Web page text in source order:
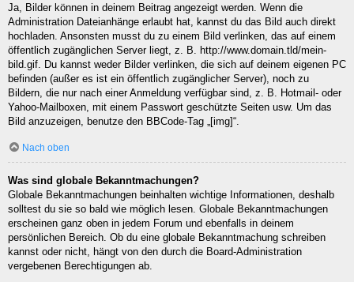
Ja, Bilder können in deinem Beitrag angezeigt werden. Wenn die
Administration Dateianhänge erlaubt hat, kannst du das Bild auch direkt
hochladen. Ansonsten musst du zu einem Bild verlinken, das auf einem
öffentlich zugänglichen Server liegt, z. B. http://www.domain.tld/mein-
bild.gif. Du kannst weder Bilder verlinken, die sich auf deinem eigenen PC
befinden (außer es ist ein öffentlich zugänglicher Server), noch zu
Bildern, die nur nach einer Anmeldung verfügbar sind, z. B. Hotmail- oder
Yahoo-Mailboxen, mit einem Passwort geschützte Seiten usw. Um das
Bild anzuzeigen, benutze den BBCode-Tag „[img]“.
Nach oben
Was sind globale Bekanntmachungen?
Globale Bekanntmachungen beinhalten wichtige Informationen, deshalb
solltest du sie so bald wie möglich lesen. Globale Bekanntmachungen
erscheinen ganz oben in jedem Forum und ebenfalls in deinem
persönlichen Bereich. Ob du eine globale Bekanntmachung schreiben
kannst oder nicht, hängt von den durch die Board-Administration
vergebenen Berechtigungen ab.